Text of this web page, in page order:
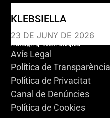
KLEBSIELLA
23 DE JUNY DE 2026
Avís Legal
Política de Transparència
Política de Privacitat
Canal de Denúncies
Política de Cookies